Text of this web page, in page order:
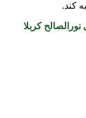
کند.
نورالصالح کربلا